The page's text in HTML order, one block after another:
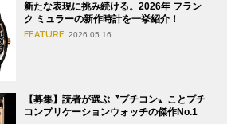
新たな表現に挑み続ける。2026年 フラン
ク ミュラーの新作時計を一挙紹介！
FEATURE 2026.05.16
【募集】読者が選ぶ〝プチコン〟ことプチ
コンプリケーションウォッチの傑作No.1